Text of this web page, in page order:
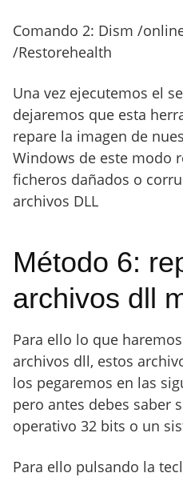
Comando 2: Dism /
/Restorehealth
Una vez ejecutemos el
dejaremos que esta
repare la imagen de
Windows de este modo
ficheros dañados o
archivos DLL
Método 6:
archivos dll
Para ello lo que
archivos dll, estos
los pegaremos en las
pero antes debes saber
operativo 32 bits o un
Para ello pulsando la